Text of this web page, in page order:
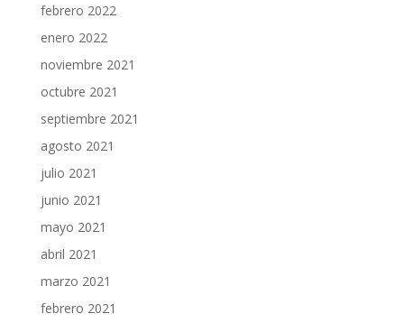
febrero 2022
enero 2022
noviembre 2021
octubre 2021
septiembre 2021
agosto 2021
julio 2021
junio 2021
mayo 2021
abril 2021
marzo 2021
febrero 2021